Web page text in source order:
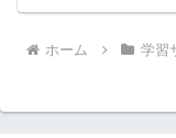
ホーム 学習